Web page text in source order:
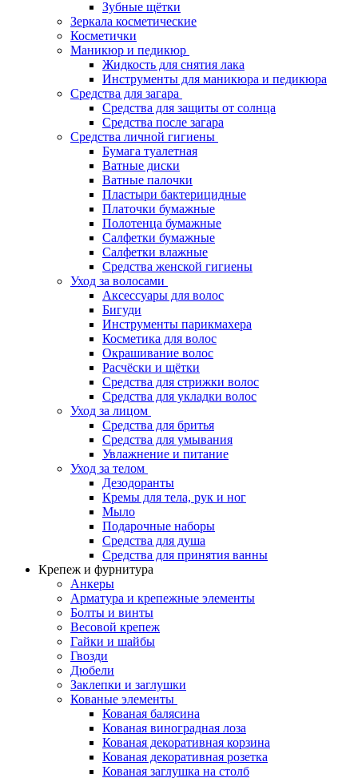
Зубные щётки
Зеркала косметические
Косметички
Маникюр и педикюр
Жидкость для снятия лака
Инструменты для маникюра и педикюра
Средства для загара
Средства для защиты от солнца
Средства после загара
Средства личной гигиены
Бумага туалетная
Ватные диски
Ватные палочки
Пластыри бактерицидные
Платочки бумажные
Полотенца бумажные
Салфетки бумажные
Салфетки влажные
Средства женской гигиены
Уход за волосами
Аксессуары для волос
Бигуди
Инструменты парикмахера
Косметика для волос
Окрашивание волос
Расчёски и щётки
Средства для стрижки волос
Средства для укладки волос
Уход за лицом
Средства для бритья
Средства для умывания
Увлажнение и питание
Уход за телом
Дезодоранты
Кремы для тела, рук и ног
Мыло
Подарочные наборы
Средства для душа
Средства для принятия ванны
Крепеж и фурнитура
Анкеры
Арматура и крепежные элементы
Болты и винты
Весовой крепеж
Гайки и шайбы
Гвозди
Дюбели
Заклепки и заглушки
Кованые элементы
Кованая балясина
Кованая виноградная лоза
Кованая декоративная корзина
Кованая декоративная розетка
Кованая заглушка на столб